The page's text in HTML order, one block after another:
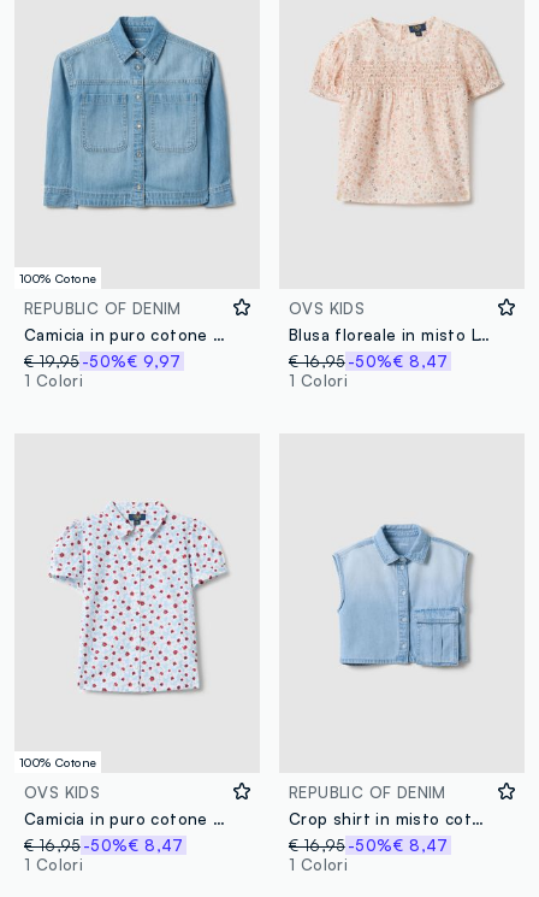
100% Cotone
REPUBLIC OF DENIM
Camicia in puro cotone azzurra da bambina regular fit
€ 19,95-50%€ 9,97
1 Colori
OVS KIDS
Blusa floreale in misto Lyocell multicolor da bambina regular fit
€ 16,95 -50%€ 8,47
1 Colori
100% Cotone
OVS KIDS
Camicia in puro cotone multicolor floreale da bambina regular fit
€ 16,95-50%€ 8,47
1 Colori
REPUBLIC OF DENIM
Crop shirt in misto cotone denim azzurra da bambina regular fit
€ 16,95 -50%€ 8,47
1 Colori